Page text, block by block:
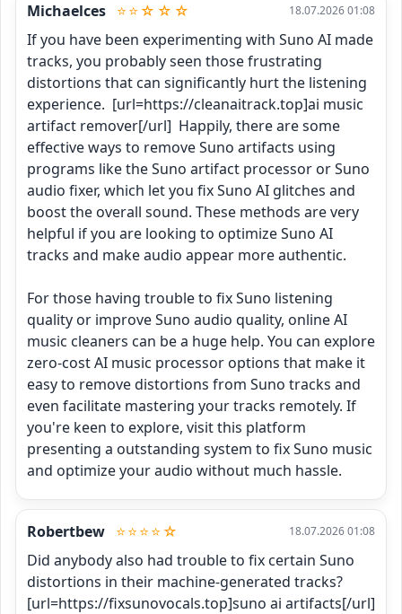
Michaelces ⭐⭐☆☆☆ 18.07.2026 01:08
If you have been experimenting with Suno AI made
tracks, you probably seen those frustrating
distortions that can significantly hurt the listening
experience.  [url=https://cleanaitrack.top]ai music
artifact remover[/url]  Happily, there are some
effective ways to remove Suno artifacts using
programs like the Suno artifact processor or Suno
audio fixer, which let you fix Suno AI glitches and
boost the overall sound. These methods are very
helpful if you are looking to optimize Suno AI
tracks and make audio appear more authentic.
For those having trouble to fix Suno listening
quality or improve Suno audio quality, online AI
music cleaners can be a huge help. You can explore
zero-cost AI music processor options that make it
easy to remove distortions from Suno tracks and
even facilitate mastering your tracks remotely. If
you're keen to explore, visit this platform
presenting a outstanding system to fix Suno music
and optimize your audio without much hassle.
Robertbew ⭐⭐⭐⭐☆ 18.07.2026 01:08
Did anybody also had trouble to fix certain Suno
distortions in their machine-generated tracks?
[url=https://fixsunovocals.top]suno ai artifacts[/url]